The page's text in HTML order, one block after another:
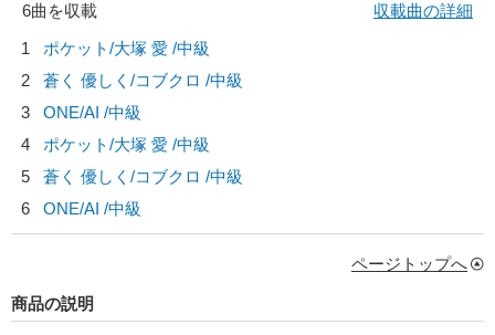
6曲を収載
収載曲の詳細
1
ポケット/大塚 愛 /中級
2
蒼く 優しく/コブクロ /中級
3
ONE/AI /中級
4
ポケット/大塚 愛 /中級
5
蒼く 優しく/コブクロ /中級
6
ONE/AI /中級
ページトップへ
商品の説明